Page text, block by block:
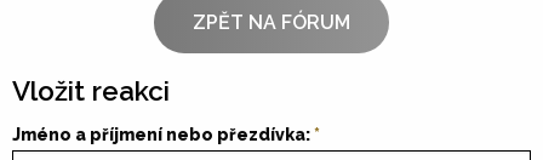
ZPĚT NA FÓRUM
Vložit reakci
Jméno a příjmení nebo přezdívka: